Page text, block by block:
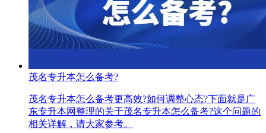
茂名专升本怎么备考?
茂名专升本怎么备考更高效?如何调整心态?下面就是广
东专升本网整理的关于茂名专升本怎么备考?这个问题的
相关详解，请大家参考。